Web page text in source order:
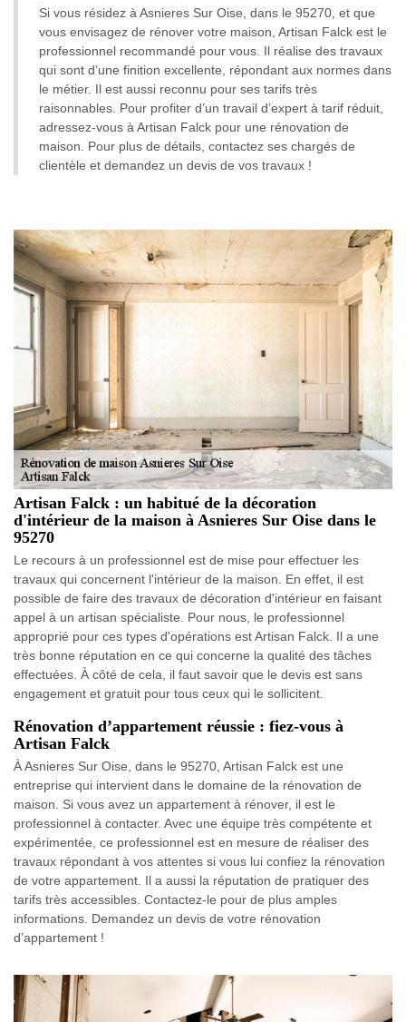
Si vous résidez à Asnieres Sur Oise, dans le 95270, et que
vous envisagez de rénover votre maison, Artisan Falck est le
professionnel recommandé pour vous. Il réalise des travaux
qui sont d’une finition excellente, répondant aux normes dans
le métier. Il est aussi reconnu pour ses tarifs très
raisonnables. Pour profiter d’un travail d’expert à tarif réduit,
adressez-vous à Artisan Falck pour une rénovation de
maison. Pour plus de détails, contactez ses chargés de
clientèle et demandez un devis de vos travaux !
Artisan Falck : un habitué de la décoration
d'intérieur de la maison à Asnieres Sur Oise dans le
95270
Le recours à un professionnel est de mise pour effectuer les
travaux qui concernent l'intérieur de la maison. En effet, il est
possible de faire des travaux de décoration d'intérieur en faisant
appel à un artisan spécialiste. Pour nous, le professionnel
approprié pour ces types d'opérations est Artisan Falck. Il a une
très bonne réputation en ce qui concerne la qualité des tâches
effectuées. À côté de cela, il faut savoir que le devis est sans
engagement et gratuit pour tous ceux qui le sollicitent.
Rénovation d’appartement réussie : fiez-vous à
Artisan Falck
À Asnieres Sur Oise, dans le 95270, Artisan Falck est une
entreprise qui intervient dans le domaine de la rénovation de
maison. Si vous avez un appartement à rénover, il est le
professionnel à contacter. Avec une équipe très compétente et
expérimentée, ce professionnel est en mesure de réaliser des
travaux répondant à vos attentes si vous lui confiez la rénovation
de votre appartement. Il a aussi la réputation de pratiquer des
tarifs très accessibles. Contactez-le pour de plus amples
informations. Demandez un devis de votre rénovation
d’appartement !